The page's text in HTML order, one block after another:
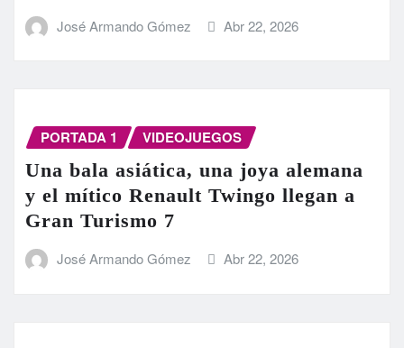
José Armando Gómez Abr 22, 2026
PORTADA 1 VIDEOJUEGOS
Una bala asiática, una joya alemana
y el mítico Renault Twingo llegan a
Gran Turismo 7
José Armando Gómez Abr 22, 2026